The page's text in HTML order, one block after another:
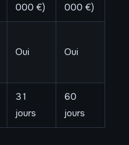
000 €)
000 €)
Oui Oui
31
jours
60
jours